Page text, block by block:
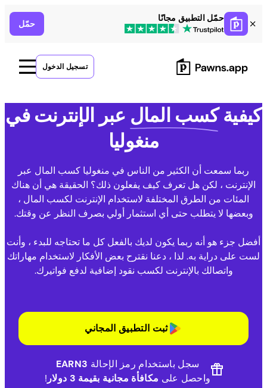
حمّل التطبيق مجانًا
حمّل
تسجيل الدخول
كيفيةكسب المالعبر الإنترنت في
منغوليا
ربما سمعت أن الكثير من الناس في منغوليا كسب المال عبر
الإنترنت ، لكن هل تعرف كيف يفعلون ذلك؟ الحقيقة هي أن هناك
المئات من الطرق المختلفة لاستخدام الإنترنت لكسب المال ،
وبعضها لا يتطلب حتى أي استثمار أولي بصرف النظر عن وقتك.
أفضل جزء هو أنه ربما يكون لديك بالفعل كل ما تحتاجه للبدء ، وأنت
لست على دراية به. لذا ، دعنا نقترح بعض الأفكار لاستخدام مهاراتك
واتصالك بالإنترنت لكسب نقود إضافية لدفع فواتيرك.
ثبت التطبيق المجاني
سجل باستخدام رمز الإحالةEARN3
واحصل علىمكافأة مجانية بقيمة 3 دولار !